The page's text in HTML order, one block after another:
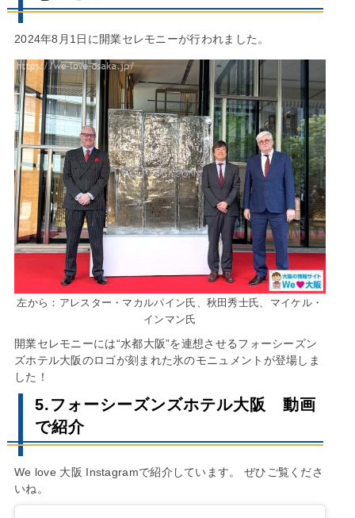
2024年8月1日に開業セレモニーが行われました。
左から：アレスター・マカルパイン氏、秋田秀士氏、マイケル・
インマン氏
開業セレモニーには“水都大阪”を連想させるフォーシーズン
ズホテル大阪のロゴが刻まれた氷のモニュメントが登場しま
した！
5.フォーシーズンズホテル大阪 動画
で紹介
We love 大阪 Instagramで紹介しています。 ぜひご覧くださ
いね。